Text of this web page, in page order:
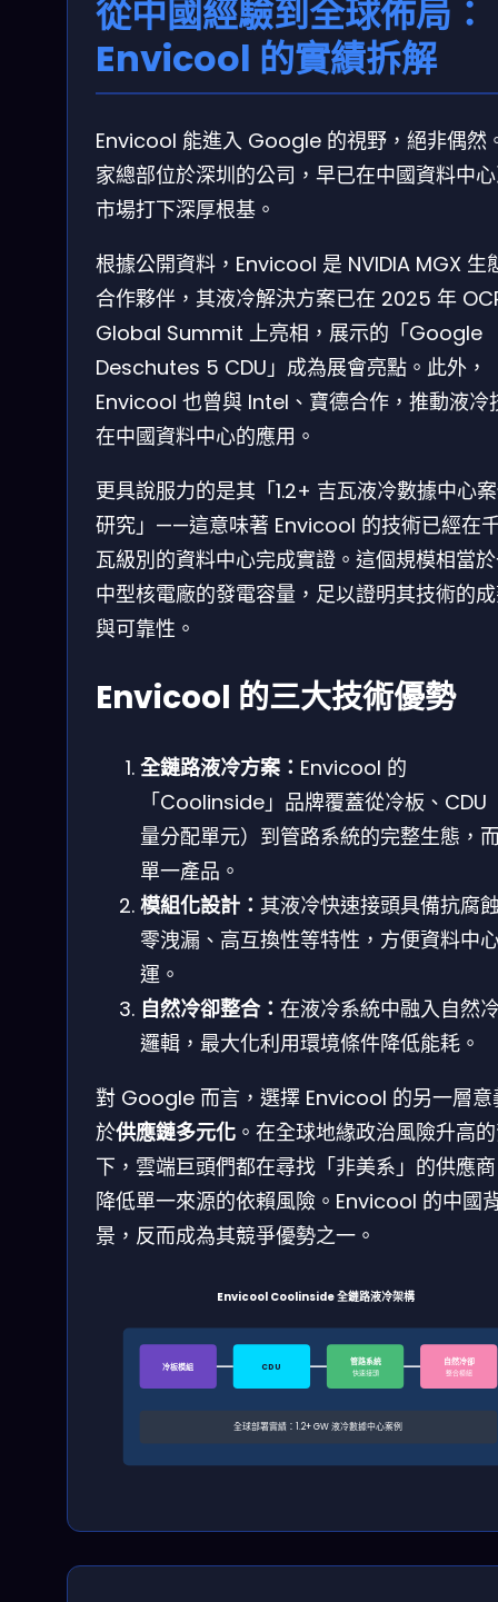
從中國經驗到全球佈局：
Envicool 的實績拆解
Envicool 能進入 Google 的視野，絕非偶然
家總部位於深圳的公司，早已在中國資料中
市場打下深厚根基。
根據公開資料，Envicool 是 NVIDIA MGX 生
合作夥伴，其液冷解決方案已在 2025 年
Global Summit 上亮相，展示的「Google
Deschutes 5 CDU」成為展會亮點。此外，
Envicool 也曾與 Intel、寶德合作，推動液冷
在中國資料中心的應用。
更具說服力的是其「1.2+ 吉瓦液冷數據中心
研究」——這意味著 Envicool 的技術已經在
瓦級別的資料中心完成實證。這個規模相當
中型核電廠的發電容量，足以證明其技術的
與可靠性。
Envicool 的三大技術優勢
全鏈路液冷方案： Envicool 的
「Coolinside」品牌覆蓋從冷板、CDU
量分配單元）到管路系統的完整生態，
單一產品。
模組化設計： 其液冷快速接頭具備抗腐
零洩漏、高互換性等特性，方便資料中
運。
自然冷卻整合： 在液冷系統中融入自然
邏輯，最大化利用環境條件降低能耗。
對 Google 而言，選擇 Envicool 的另一層意
於供應鏈多元化 。在全球地緣政治風險升高
下，雲端巨頭們都在尋找「非美系」的供應
降低單一來源的依賴風險。Envicool 的中國
景，反而成為其競爭優勢之一。
Envicool Coolinside 全鏈路液冷架構
冷板模組 CDU
管路系統
快速接頭
自然冷卻
整合模組
全球部署實績：1.2+ GW 液冷數據中心案例